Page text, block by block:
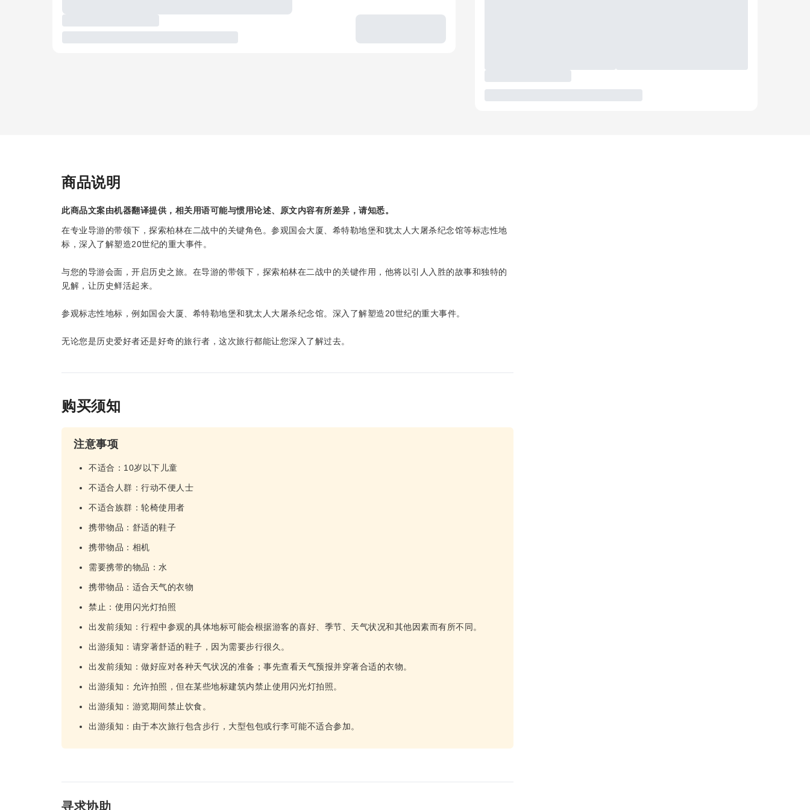
商品说明
此商品文案由机器翻译提供，相关用语可能与惯用论述、原文内容有所差异，请知悉。
在专业导游的带领下，探索柏林在二战中的关键角色。参观国会大厦、希特勒地堡和犹太人大屠杀纪念馆等标志性地
标，深入了解塑造20世纪的重大事件。
与您的导游会面，开启历史之旅。在导游的带领下，探索柏林在二战中的关键作用，他将以引人入胜的故事和独特的
见解，让历史鲜活起来。
参观标志性地标，例如国会大厦、希特勒地堡和犹太人大屠杀纪念馆。深入了解塑造20世纪的重大事件。
无论您是历史爱好者还是好奇的旅行者，这次旅行都能让您深入了解过去。
购买须知
注意事项
不适合：10岁以下儿童
不适合人群：行动不便人士
不适合族群：轮椅使用者
携带物品：舒适的鞋子
携带物品：相机
需要携带的物品：水
携带物品：适合天气的衣物
禁止：使用闪光灯拍照
出发前须知：行程中参观的具体地标可能会根据游客的喜好、季节、天气状况和其他因素而有所不同。
出游须知：请穿著舒适的鞋子，因为需要步行很久。
出发前须知：做好应对各种天气状况的准备；事先查看天气预报并穿著合适的衣物。
出游须知：允许拍照，但在某些地标建筑内禁止使用闪光灯拍照。
出游须知：游览期间禁止饮食。
出游须知：由于本次旅行包含步行，大型包包或行李可能不适合参加。
寻求协助